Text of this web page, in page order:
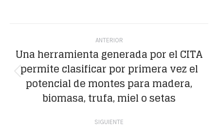
Navegación
entre
publicaciones
ANTERIOR
Publicación
anterior:
Una herramienta generada por el CITA
permite clasificar por primera vez el
potencial de montes para madera,
biomasa, trufa, miel o setas
SIGUIENTE